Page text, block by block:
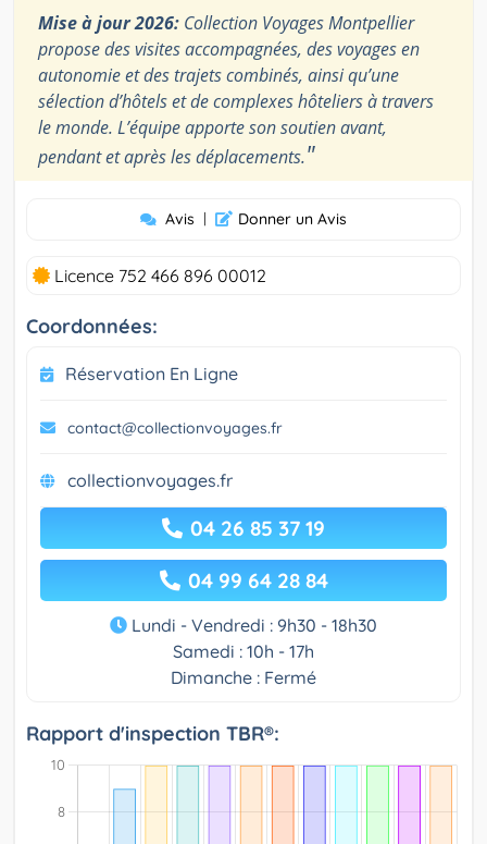
Mise à jour 2026: Collection Voyages Montpellier
propose des visites accompagnées, des voyages en
autonomie et des trajets combinés, ainsi qu’une
sélection d’hôtels et de complexes hôteliers à travers
le monde. L’équipe apporte son soutien avant,
pendant et après les déplacements."
Avis | Donner un Avis
Licence 752 466 896 00012
Coordonnées:
Réservation En Ligne
contact@collectionvoyages.fr
collectionvoyages.fr
04 26 85 37 19
04 99 64 28 84
Lundi - Vendredi : 9h30 - 18h30
Samedi : 10h - 17h
Dimanche : Fermé
Rapport d'inspection TBR®: